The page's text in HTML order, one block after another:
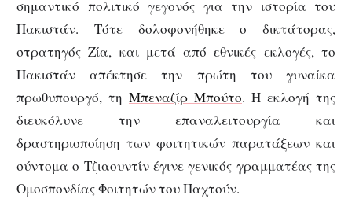
σημαντικό πολιτικό γεγονός για την ιστορία του
Πακιστάν. Τότε δολοφονήθηκε ο δικτάτορας,
στρατηγός Ζία, και μετά από εθνικές εκλογές, το
Πακιστάν απέκτησε την πρώτη του γυναίκα
πρωθυπουργό, τη Μπεναζίρ Μπούτο. Η εκλογή της
διευκόλυνε την επαναλειτουργία και
δραστηριοποίηση των φοιτητικών παρατάξεων και
σύντομα ο Τζιαουντίν έγινε γενικός γραμματέας της
Ομοσπονδίας Φοιτητών του Παχτούν.